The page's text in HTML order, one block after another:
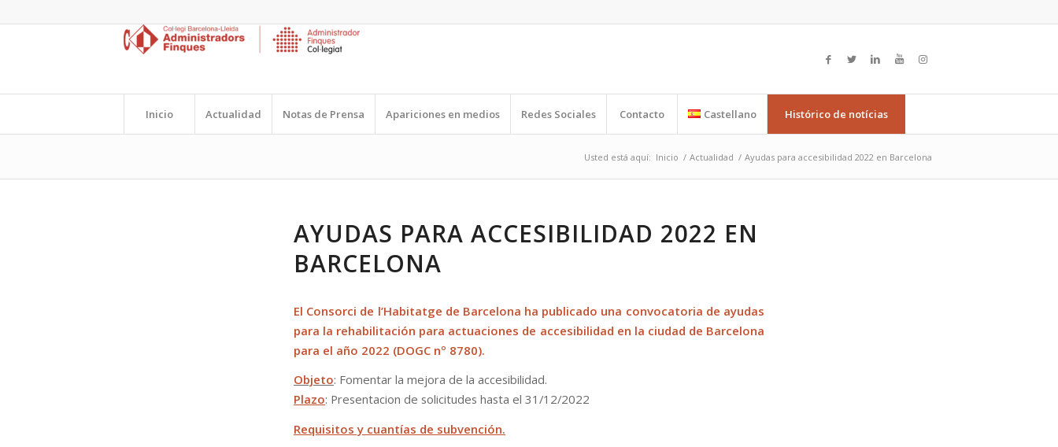
Inicio Actualidad Notas de Prensa Apariciones en medios Redes Sociales Contacto Castellano Histórico de notícias
Usted está aquí: Inicio / Actualidad / Ayudas para accesibilidad 2022 en Barcelona
AYUDAS PARA ACCESIBILIDAD 2022 EN
BARCELONA
El Consorci de l’Habitatge de Barcelona ha publicado una convocatoria de ayudas
para la rehabilitación para actuaciones de accesibilidad en la ciudad de Barcelona
para el año 2022 (DOGC nº 8780).
Objeto: Fomentar la mejora de la accesibilidad.
Plazo: Presentacion de solicitudes hasta el 31/12/2022
Requisitos y cuantías de subvención.